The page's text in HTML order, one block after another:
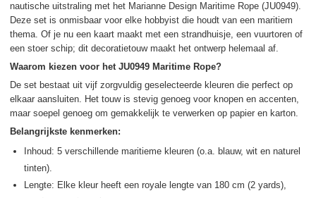
nautische uitstraling met het Marianne Design Maritime Rope (JU0949).
Deze set is onmisbaar voor elke hobbyist die houdt van een maritiem
thema. Of je nu een kaart maakt met een strandhuisje, een vuurtoren of
een stoer schip; dit decoratietouw maakt het ontwerp helemaal af.
Waarom kiezen voor het JU0949 Maritime Rope?
De set bestaat uit vijf zorgvuldig geselecteerde kleuren die perfect op
elkaar aansluiten. Het touw is stevig genoeg voor knopen en accenten,
maar soepel genoeg om gemakkelijk te verwerken op papier en karton.
Belangrijkste kenmerken:
Inhoud: 5 verschillende maritieme kleuren (o.a. blauw, wit en naturel
tinten).
Lengte: Elke kleur heeft een royale lengte van 180 cm (2 yards),